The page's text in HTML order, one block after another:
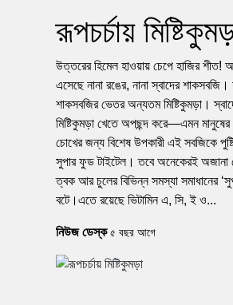
রূপচর্চায়
উত্তরের হিমেল হাওয়ায় চেপে হাজির শীত!
এসেছে নানা রঙের, নানা স্বাদের শাকসবজি।
শাকসবজির ভেতর অন্যতম মিষ্টিকুমড়া।
মিষ্টিকুমড়া খেতে অপছন্দ করে—এমন
চোখের জন্য বিশেষ উপকারী এই সবজিকে
সুপার ফুড টাইটেল। তবে অনেকেরই
ত্বক আর চুলের বিভিন্ন সমস্যা সমাধানের
বটে।এতে রয়েছে ভিটামিন এ, সি, ই ও...
নিউজ ডেস্ক ৫ বছর আগে